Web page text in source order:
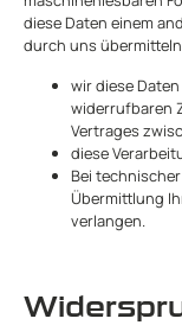
diese Daten einem
durch uns
wir diese
widerrufbaren
Vertrages
diese
Bei
Übermittlung
verlangen.